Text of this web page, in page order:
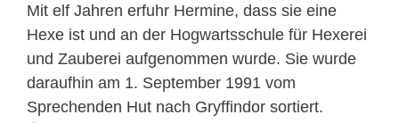
Mit elf Jahren erfuhr Hermine, dass sie eine
Hexe ist und an der Hogwartsschule für Hexerei
und Zauberei aufgenommen wurde. Sie wurde
daraufhin am 1. September 1991 vom
Sprechenden Hut nach Gryffindor sortiert.